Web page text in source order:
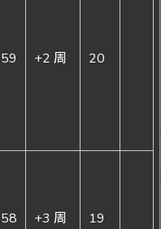
59 +2 周 20
58 +3 周 19